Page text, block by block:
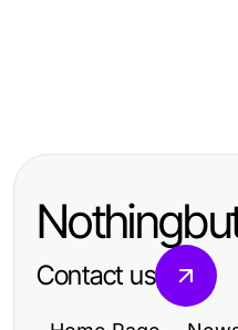
者往往忽视的实
Essential
Contact us